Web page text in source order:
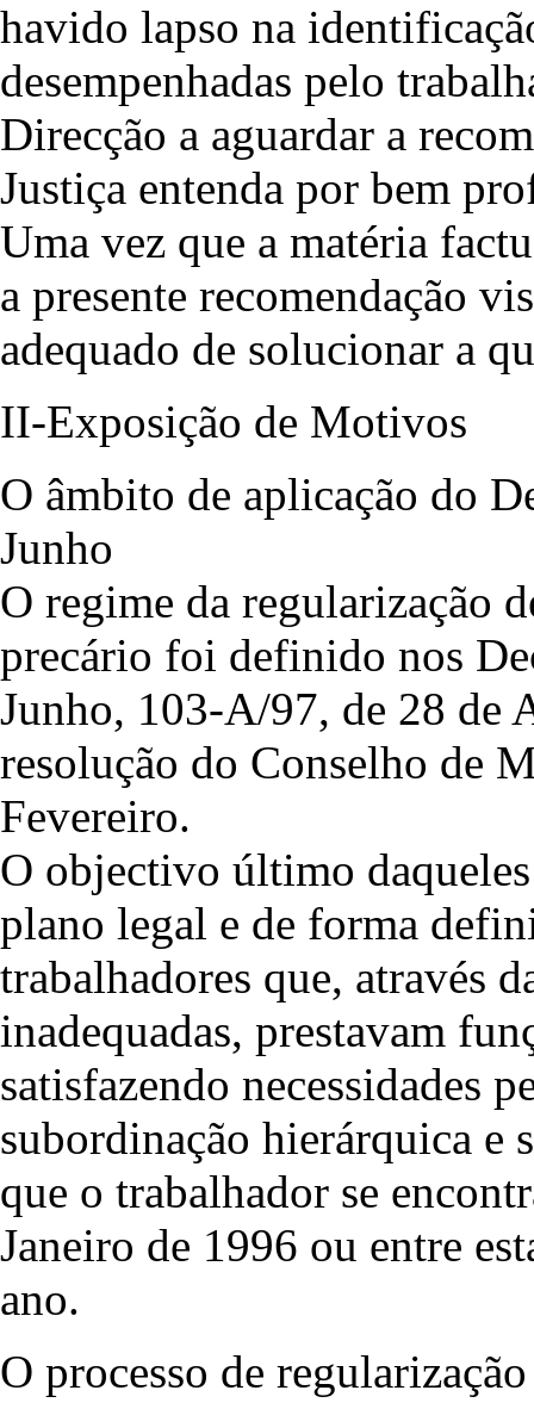
havido lapso na
desempenhadas pelo
Direcção a aguardar a
Justiça entenda por bem
Uma vez que a matéria
a presente recomendação
adequado de solucionar a
II-Exposição de Motivos
O âmbito de aplicação do
Junho
O regime da regularização
precário foi definido nos
Junho, 103-A/97, de 28 de
resolução do Conselho de
Fevereiro.
O objectivo último
plano legal e de forma
trabalhadores que, através
inadequadas, prestavam
satisfazendo necessidades
subordinação hierárquica e
que o trabalhador se
Janeiro de 1996 ou entre
ano.
O processo de regularização